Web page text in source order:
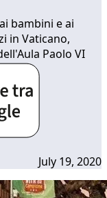
bambini e ai
in Vaticano,
Paolo VI
July 19, 2020